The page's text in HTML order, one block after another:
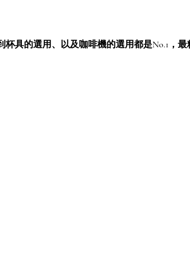
具的選用、以及咖啡機的選用都是No.1，